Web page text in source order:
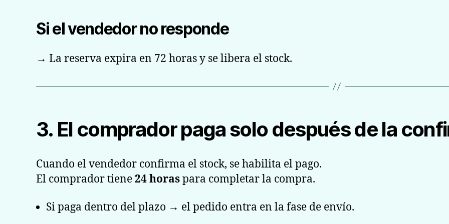
Si el vendedor no responde
→ La reserva expira en 72 horas y se libera el stock.
3. El comprador paga solo después de la
Cuando el vendedor confirma el stock, se habilita el pago.
El comprador tiene24 horaspara completar la compra.
Si paga dentro del plazo → el pedido entra en la fase de envío.